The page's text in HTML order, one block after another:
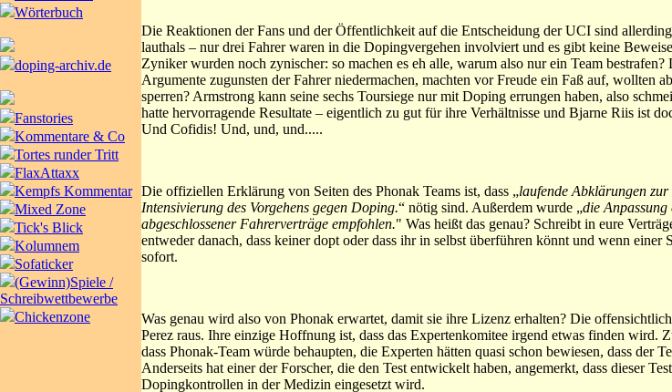
Wörterbuch
doping-archiv.de
Fanstories
Kommentare & Co
Tortes runder Tritt
FlaxAttaxx
Kempfs Kommentar
Mixed Zone
Tick's Blick
Kolumnem
Sofaticker
(Gewinn)Spiele /
Schreibwettbewerbe
Chickenzone
Die Reaktionen der Fans und der Öffentlichkeit auf die Entscheidung der UCI sind
lauthals – nur drei Fahrer waren in die Dopingvergehen involviert und es gibt keine
Zyniker wurden noch zynischer: so machen es eh alle, warum also nur ein Team
Argumente zugunsten der Fahrer niedermachen, machten vor Freude ein Faß auf, wollten
sperren? Armstrong kann seine sechs Toursiege nur mit Doping errungen haben, also
hatte hervorragende Resultate – eigentlich zu gut für ihre Verhältnisse und Bjarne Riis ist
Und Cofidis! Und, und, und.....
Die offiziellen Erklärung von Seiten des Phonak Teams ist, dass „laufende Abklärungen
Intensivierung des Vorgehens gegen Doping.“ nötig sind. Außerdem wurde „die
abgeschlossener Fahrerverträge empfohlen." Was heißt das genau? Schreibt in eure
entweder danach, dass keiner dopt oder dass ihr in selbst überführen könnt und wenn einer
sofort.
Was genau wird also von Phonak erwartet, damit sie ihre Lizenz erhalten? Die
Perez raus. Ihre einzige Hoffnung ist, dass das Expertenkomitee irgend etwas finden wird.
dass Phonak-Team würde behaupten, die Experten hätten quasi schon bewiesen, dass der
Anderseits hat einer der Forscher, die den Test entwickelt haben, angemerkt, dass dieser
Dopingkontrollen in der Medizin eingesetzt wird.